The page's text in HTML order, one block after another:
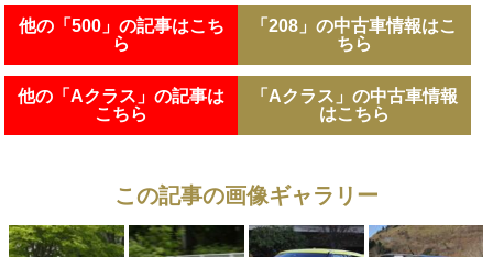
他の「500」の記事はこち
ら
他の「Aクラス」の記事は
こちら
「208」の中古車情報はこ
ちら
「Aクラス」の中古車情報
はこちら
この記事の画像ギャラリー